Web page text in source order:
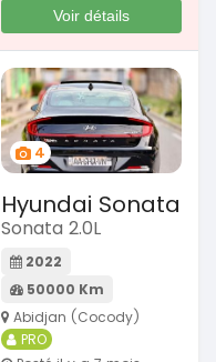
Voir détails
4
Hyundai Sonata
Sonata 2.0L
2022
50000 Km
Abidjan (Cocody)
PRO